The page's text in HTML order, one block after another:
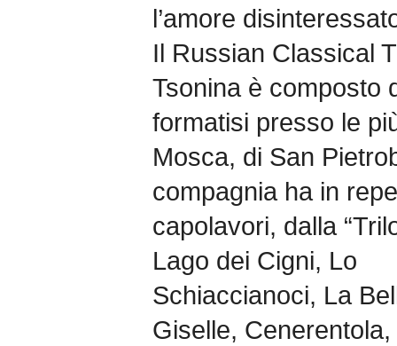
l’amore
Il Russian Classical
Tsonina è composto
formatisi presso le
Mosca, di San
compagnia ha in
capolavori, dalla
Lago dei Cigni, Lo
Schiaccianoci, La
Giselle,